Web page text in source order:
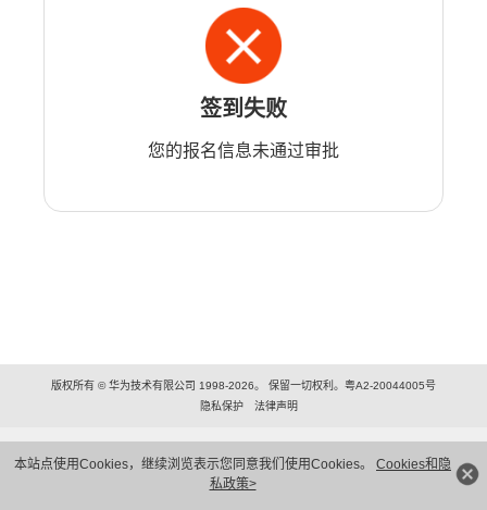
本站点使用Cookies，继续浏览表示您同意我们使用Cookies。 Cookies和隐
私政策>
签到失败
您的报名信息未通过审批
版权所有 © 华为技术有限公司 1998-2026。 保留一切权利。粤A2-20044005号
隐私保护
法律声明